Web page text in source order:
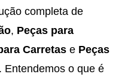
completa de
, Peças para
Carretase Peças
Entendemos o que é